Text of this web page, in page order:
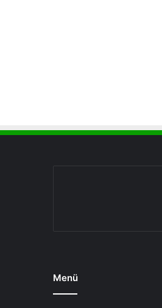
Menü